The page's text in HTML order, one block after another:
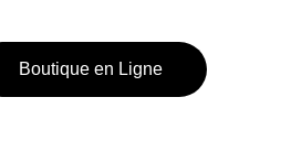
Boutique en Ligne